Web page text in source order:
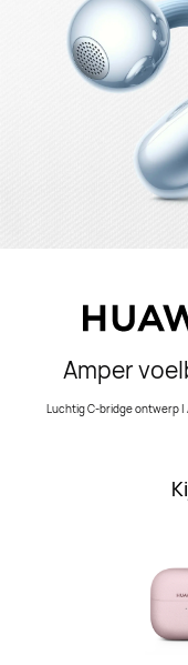
Amper
Luchtig C-bridge ontwerp